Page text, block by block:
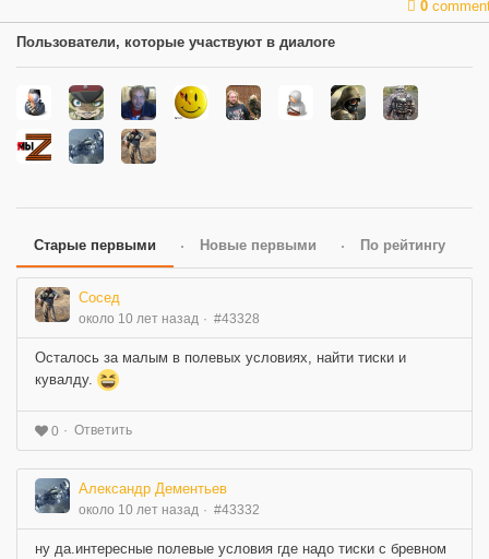
0
Пользователи, которые участвуют в диалоге
Старые первыми Новые первыми По рейтингу
Сосед
около 10 лет назад #43328
Осталось за малым в полевых условиях, найти тиски и
кувалду.
0 Ответить
Александр Дементьев
около 10 лет назад #43332
ну да.интересные полевые условия где надо тиски с бревном